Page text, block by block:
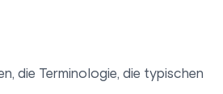
die Terminologie, die typischen